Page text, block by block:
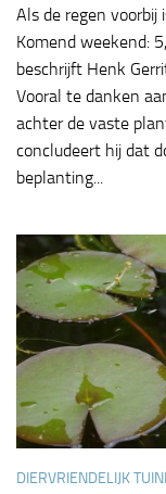
Als de regen voorbij
Komend weekend:
beschrijft Henk
Vooral te danken
achter de vaste
concludeert hij dat
beplanting...
DIERVRIENDELIJK